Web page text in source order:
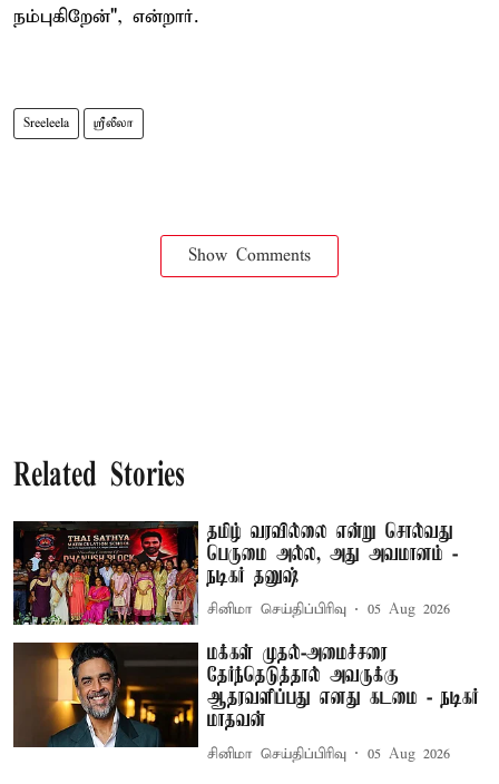
நம்புகிறேன்", என்றார்.
Sreeleela ஸ்ரீலீலா
Show Comments
Related Stories
தமிழ் வரவில்லை என்று சொல்வது
பெருமை அல்ல, அது அவமானம் -
நடிகர் தனுஷ்
சினிமா செய்திப்பிரிவு 05 Aug 2026
மக்கள் முதல்-அமைச்சரை
தேர்ந்தெடுத்தால் அவருக்கு
ஆதரவளிப்பது எனது கடமை - நடிகர்
மாதவன்
சினிமா செய்திப்பிரிவு 05 Aug 2026